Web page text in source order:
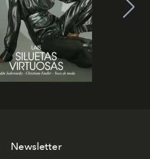
Newsletter